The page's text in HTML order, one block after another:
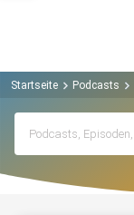
Startseite Podcasts